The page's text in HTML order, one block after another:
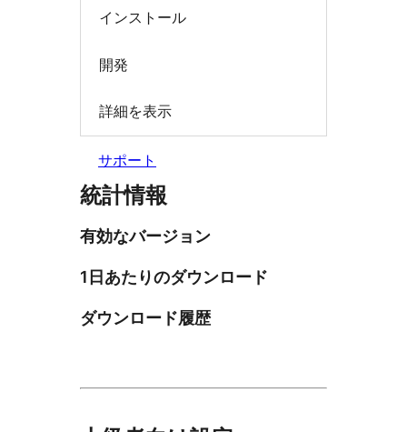
インストール
開発
詳細を表示
サポート
統計情報
有効なバージョン
1日あたりのダウンロード
ダウンロード履歴